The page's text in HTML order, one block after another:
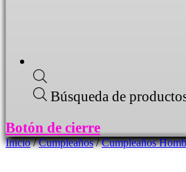
Búsqueda de
Botón de cierre
Inicio/Cumpleaños/Cumpleaños